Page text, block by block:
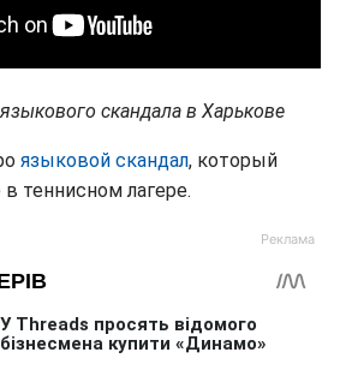
скандала в Харькове
языковой скандал, который
теннисном лагере.